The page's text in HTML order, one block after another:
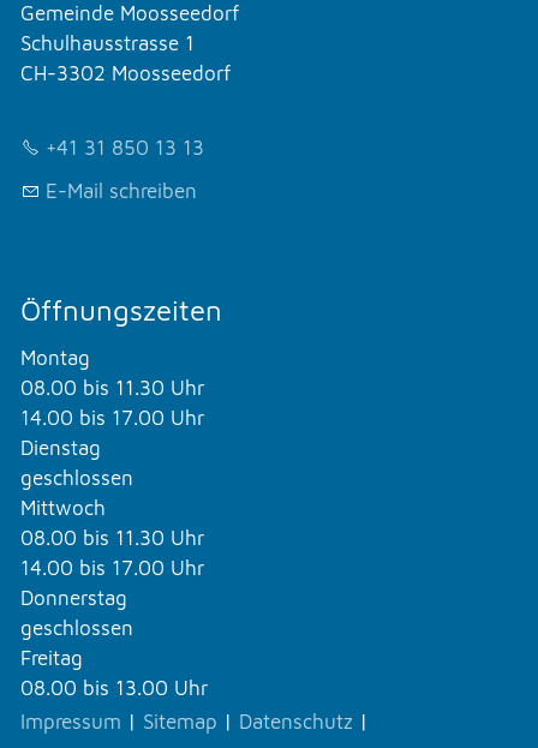
Gemeinde Moosseedorf
Schulhausstrasse 1
CH-3302 Moosseedorf
+41 31 850 13 13
E-Mail schreiben
Öffnungszeiten
Montag
08.00 bis 11.30 Uhr
14.00 bis 17.00 Uhr
Dienstag
geschlossen
Mittwoch
08.00 bis 11.30 Uhr
14.00 bis 17.00 Uhr
Donnerstag
geschlossen
Freitag
08.00 bis 13.00 Uhr
Impressum | Sitemap | Datenschutz |